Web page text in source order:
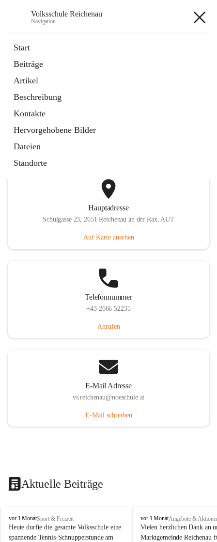
Volksschule Reichenau
Navigation
Start
Beiträge
Artikel
Beschreibung
Kontakte
Hervorgehobene Bilder
Dateien
Standorte
Externe Webseite
in
Tab
Toni Klix Maustraining
Externe Webseite
öffnet
in
neuem
Tab
Hauptadresse
Schulgasse 23, 2651 Reichenau an der Rax, AUT
Auf Karte ansehen
Telefonnummer
+43 2666 52235
Anrufen
E-Mail Adresse
vs.reichenau@noeschule.at
E-Mail schreiben
Aktuelle Beiträge
V
o
l
vor 1 MonatSport & Freizeit
Heute durfte die gesamte Volksschule eine
spannende Tennis-Schnupperstunde am
V
o
l
vor 1 MonatAngebote &
Vielen herzlichen Dank an
Marktgemeinde Reichenau